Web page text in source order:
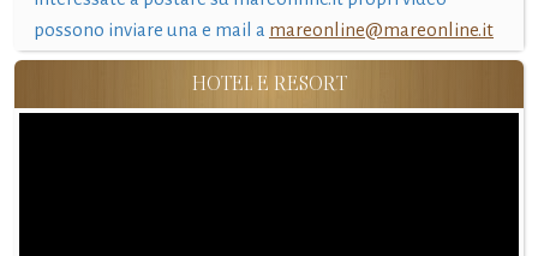
possono inviare una e mail a mareonline@mareonline.it
HOTEL E RESORT